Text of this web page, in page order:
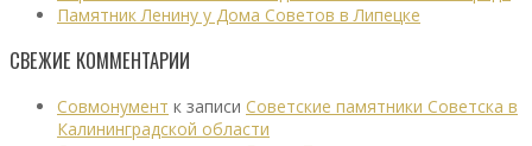
Памятник Ленину у Дома Советов в Липецке
СВЕЖИЕ КОММЕНТАРИИ
Совмонумент к записи Советские памятники Советска в
Калининградской области